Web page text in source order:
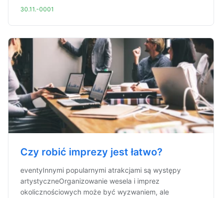
30.11.-0001
Czy robić imprezy jest łatwo?
eventyInnymi popularnymi atrakcjami są występy
artystyczneOrganizowanie wesela i imprez
okolicznościowych może być wyzwaniem, ale